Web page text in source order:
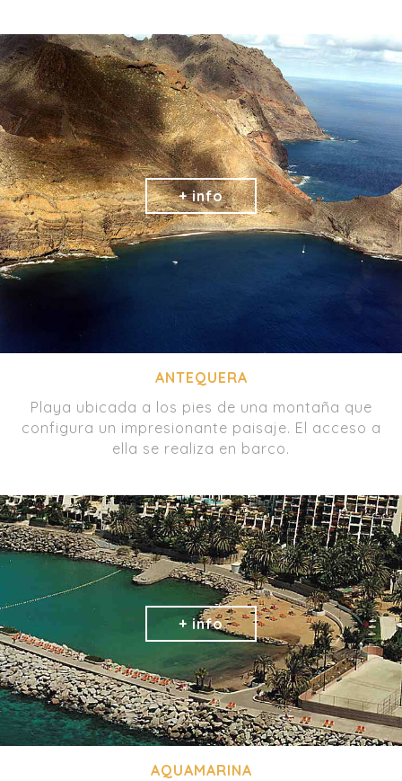
ANTEQUERA
Playa ubicada a los pies de una montaña que
configura un impresionante paisaje. El acceso a
ella se realiza en barco.
AQUAMARINA